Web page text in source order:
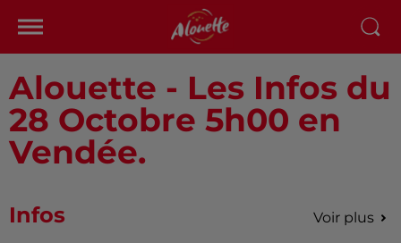
Alouette - Les Infos du
28 Octobre 5h00 en
Vendée.
Infos Voir plus